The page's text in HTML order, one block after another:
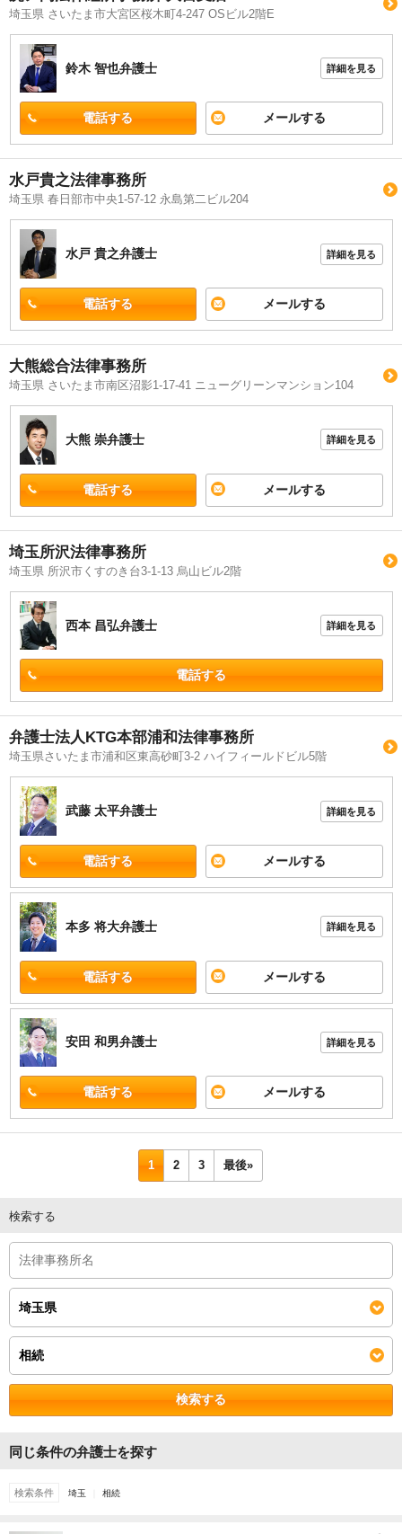
埼玉県 さいたま市大宮区桜木町4-247 OSビル2階E
鈴木 智也弁護士 詳細を見る
電話する メールする
水戸貴之法律事務所
埼玉県 春日部市中央1-57-12 永島第二ビル204
水戸 貴之弁護士 詳細を見る
電話する メールする
大熊総合法律事務所
埼玉県 さいたま市南区沼影1-17-41 ニューグリーンマンション104
大熊 崇弁護士 詳細を見る
電話する メールする
埼玉所沢法律事務所
埼玉県 所沢市くすのき台3-1-13 烏山ビル2階
西本 昌弘弁護士 詳細を見る
電話する
弁護士法人KTG本部浦和法律事務所
埼玉県さいたま市浦和区東高砂町3-2 ハイフィールドビル5階
武藤 太平弁護士 詳細を見る
電話する メールする
本多 将大弁護士 詳細を見る
電話する メールする
安田 和男弁護士 詳細を見る
電話する メールする
1 2 3 最後»
検索する
検索する
同じ条件の弁護士を探す
検索条件 埼玉 相続